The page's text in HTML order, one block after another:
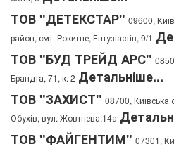
ТОВ "ДЕТЕКСТАР" 09600,
район, смт. Рокитне, Ентузіастів, 9/1
ТОВ "БУД ТРЕЙД АРС"
Брандта, 71, к. 2 Детальніше...
ТОВ "ЗАХИСТ" 08700, Київська
Обухів, вул. Жовтнева,14а
ТОВ "ФАЙГЕНТИМ" 07301,